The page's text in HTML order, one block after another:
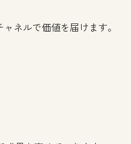
ネルで価値を届けます。